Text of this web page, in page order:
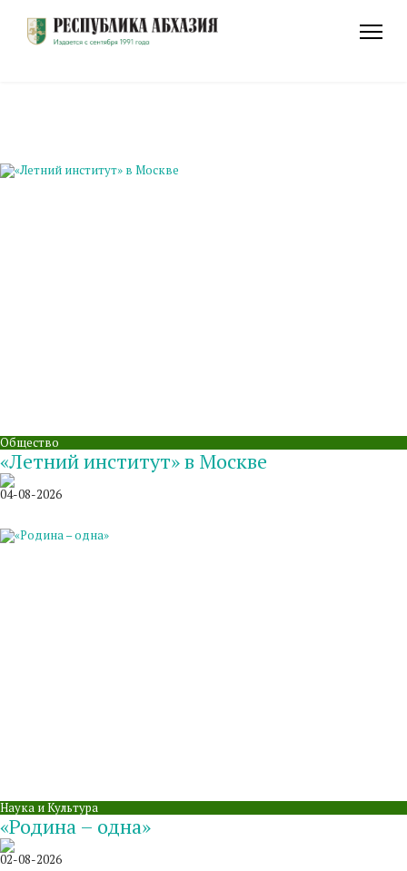
Общество
«Летний институт» в Москве
04-08-2026
Наука и Культура
«Родина – одна»
02-08-2026